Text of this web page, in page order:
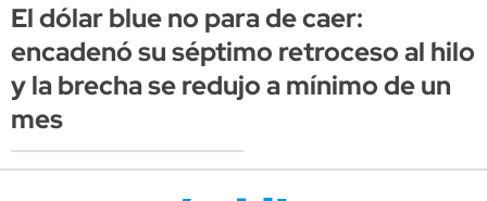
El dólar blue no para de caer:
encadenó su séptimo retroceso al hilo
y la brecha se redujo a mínimo de un
mes